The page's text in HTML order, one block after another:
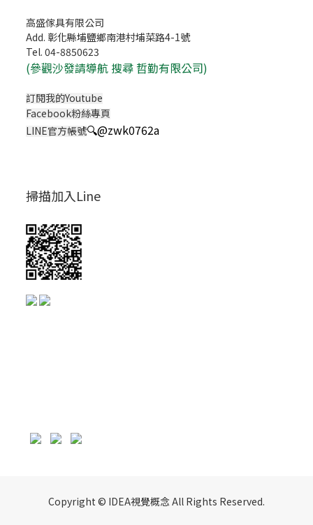
高盛傢具有限公司
Add. 彰化縣埔鹽鄉南港村埔菜路4-1號
Tel. 04-8850623
(參觀沙發請導航 搜尋 哲勤有限公司)
訂閱我的Youtube
Facebook粉絲專頁
LINE官方帳號🔍@zwk0762a
掃描加入Line
Copyright © IDEA視覺概念 All Rights Reserved.